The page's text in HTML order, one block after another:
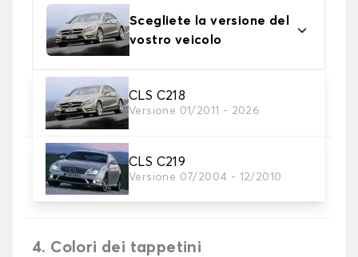
Scegliete la versione del
vostro veicolo
CLS C218
Versione 01/2011 - 2026
CLS C219
Versione 07/2004 - 12/2010
2. Materiale
Scegli il materiale del tappetini auto
3. Set di tappetini
Selezionare il numero di tappetini per auto
necessari.
4. Colori dei tappetini